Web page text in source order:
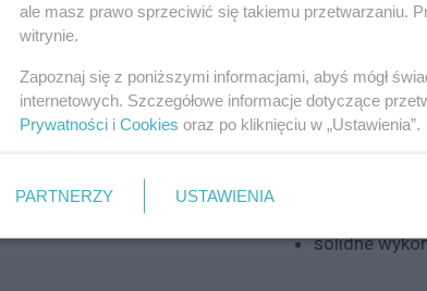
ogniskowa
duża
możliwość
okrągła
mocowanie
powłoki
szkła
solidne
ale masz prawo sprzeciwić się takiemu przetwarzaniu.
witrynie.
Zapoznaj się z poniższymi informacjami, abyś mógł
internetowych. Szczegółowe informacje dotyczące
Prywatności i Cookies oraz po kliknięciu w „Ustawienia”.
PARTNERZY USTAWIENIA